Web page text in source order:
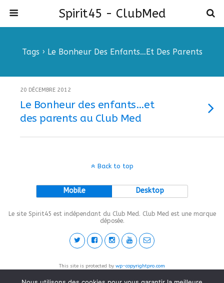
Spirit45 - ClubMed
Tags › Le Bonheur Des Enfants…et Des Parents
20 DÉCEMBRE 2012
Le Bonheur des enfants…et
des parents au Club Med
Back to top
Mobile Desktop
Le site Spirit45 est indépendant du Club Med. Club Med est une marque
déposée.
This site is protected by wp-copyrightpro.com